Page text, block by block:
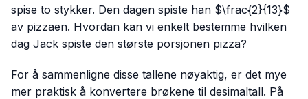
spise to stykker. Den dagen spiste han $\frac{2}{13}$
av pizzaen. Hvordan kan vi enkelt bestemme hvilken
dag Jack spiste den største porsjonen pizza?
For å sammenligne disse tallene nøyaktig, er det mye
mer praktisk å konvertere brøkene til desimaltall. På